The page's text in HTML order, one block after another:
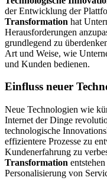
der Entwicklung der
Transformation hat
Herausforderungen
grundlegend zu
Art und Weise, wie
und Kunden bedienen.
Einfluss neuer
Neue Technologien wie
Internet der Dinge
technologische
effizientere Prozesse zu
Kundenerfahrung zu
Transformation
Personalisierung von